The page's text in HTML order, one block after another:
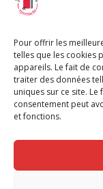
Pour offrir les
telles que les cookies
appareils. Le fait de
traiter des données
uniques sur ce site.
consentement peut
et fonctions.
Chèque
Chèque
Chèque
G-Pods
Profession